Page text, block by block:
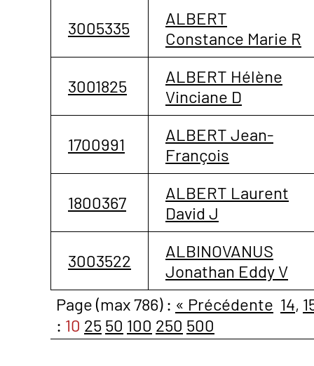
3005335
ALBERT
Constance Marie R
3001825
ALBERT Hélène
Vinciane D
1700991
ALBERT Jean-
François
1800367
ALBERT Laurent
David J
3003522
ALBINOVANUS
Jonathan Eddy V
Page (max 786) : « Précédente 14,
: 10 25 50 100 250 500